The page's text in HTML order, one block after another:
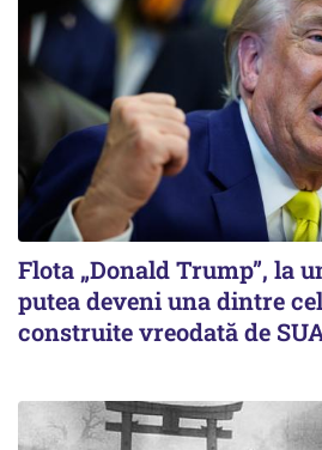
Flota „Donald Trump”, la
putea deveni una dintre
construite vreodată de